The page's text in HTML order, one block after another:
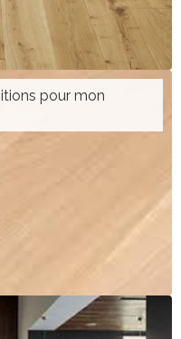
pour mon